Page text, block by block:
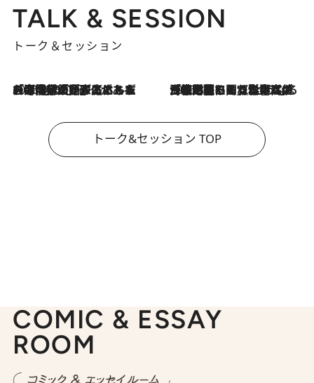
TALK & SESSION
トーク＆セッション
2026.8.3
「今後値上げがあるとすれば…」「リスクがあるのは今年の冬」エネルギー専門家が語る、ホルムズ海峡封鎖が家庭にもたらす“ある心配” 2026.8.3
「住宅建てられない…」「サーチャージ料の高値が続いている」ホルムズ海峡封鎖による影響はいつまで続く？《エネルギー専門家に聞く“どうなる日本の暮らし”》
トーク&セッション TOP
COMIC & ESSAY
ROOM